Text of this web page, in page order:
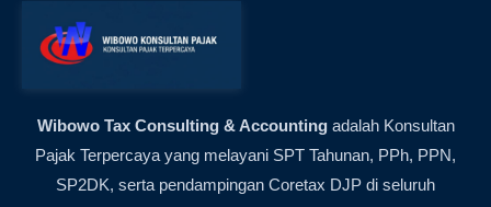
Wibowo Tax Consulting & Accountingadalah Konsultan
Pajak Terpercaya yang melayani SPT Tahunan, PPh, PPN,
SP2DK, serta pendampingan Coretax DJP di seluruh